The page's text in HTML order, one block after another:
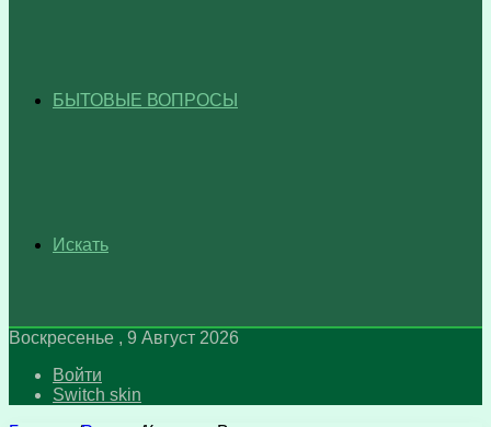
БЫТОВЫЕ ВОПРОСЫ
Искать
Воскресенье , 9 Август 2026
Войти
Switch skin